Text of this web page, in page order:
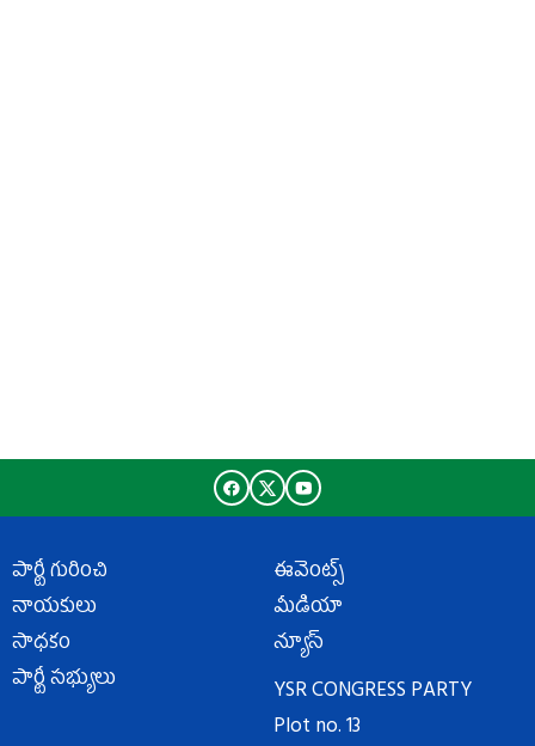
పార్టీ గురించి
నాయకులు
సాధకం
పార్టీ సభ్యులు
ఈవెంట్స్
మీడియా
న్యూస్
YSR CONGRESS PARTY
Plot no. 13